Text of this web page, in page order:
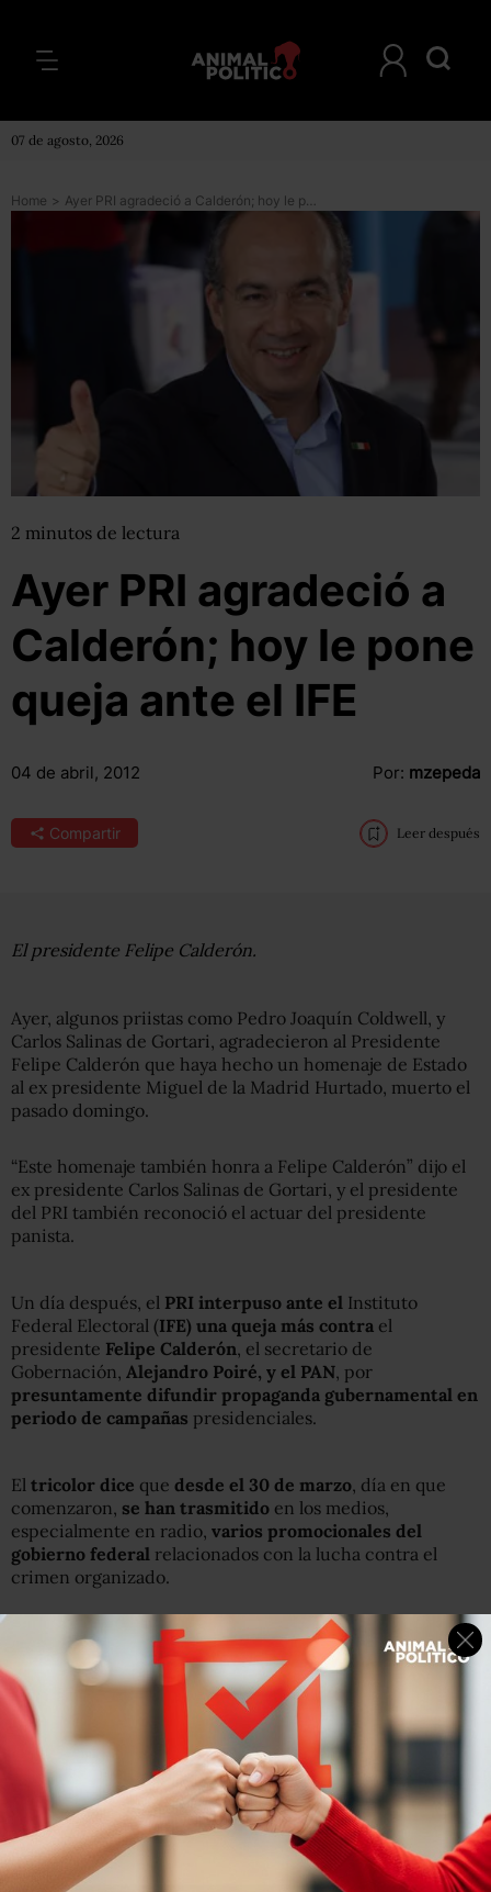
07 de agosto, 2026
Home > Ayer PRI agradeció a Calderón; hoy le pone queja ante el IFE
2 minutos de lectura
Ayer PRI agradeció a
Calderón; hoy le pone
queja ante el IFE
04 de abril, 2012 Por: mzepeda
Compartir Leer después
El presidente Felipe Calderón.
Ayer, algunos priistas como Pedro Joaquín Coldwell, y
Carlos Salinas de Gortari, agradecieron al Presidente
Felipe Calderón que haya hecho un homenaje de Estado
al ex presidente Miguel de la Madrid Hurtado, muerto el
pasado domingo.
“Este homenaje también honra a Felipe Calderón” dijo el
ex presidente Carlos Salinas de Gortari, y el presidente
del PRI también reconoció el actuar del presidente
panista.
Un día después, el PRI interpuso ante el Instituto
Federal Electoral (IFE) una queja más contra el
presidente Felipe Calderón, el secretario de
Gobernación, Alejandro Poiré, y el PAN, por
presuntamente difundir propaganda gubernamental en
periodo de campañas presidenciales.
El tricolor dice que desde el 30 de marzo, día en que
comenzaron, se han trasmitido en los medios,
especialmente en radio, varios promocionales del
gobierno federal relacionados con la lucha contra el
crimen organizado.